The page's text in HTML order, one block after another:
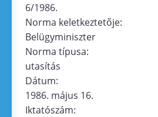
6/1986.
Norma keletkeztetője:
Belügyminiszter
Norma típusa:
utasítás
Dátum:
1986. május 16.
Iktatószám: